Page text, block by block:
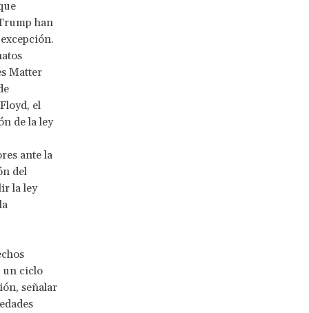
han
Matter
el
de la ley
ante la
del
la ley
un ciclo
señalar